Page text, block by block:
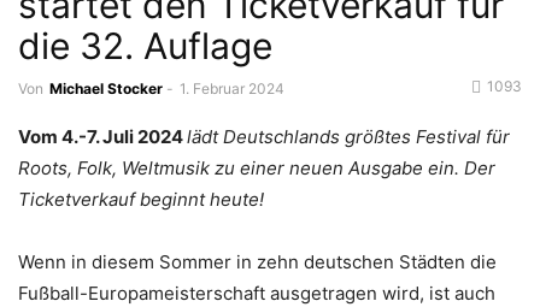
die 32. Auflage
Von Michael Stocker - 1. Februar 2024 1093
Vom 4.-7. Juli 2024lädt Deutschlands größtes Festival für
Roots, Folk, Weltmusik zu einer neuen Ausgabe ein. Der
Ticketverkauf beginnt heute!
Wenn in diesem Sommer in zehn deutschen Städten die
Fußball-Europameisterschaft ausgetragen wird, ist auch